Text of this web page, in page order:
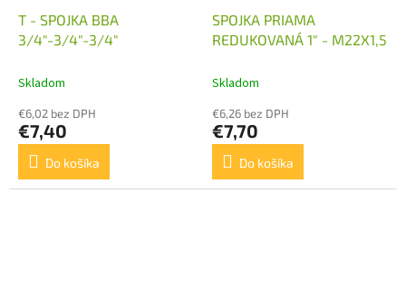
T - SPOJKA BBA
3/4"-3/4"-3/4"
Skladom
€6,02 bez DPH
€7,40
Do košíka
SPOJKA PRIAMA
REDUKOVANÁ 1" - M22X1,5
Skladom
€6,26 bez DPH
€7,70
Do košíka